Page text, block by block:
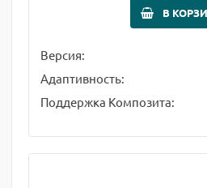
В
Версия:
Адаптивность:
Поддержка Композита: